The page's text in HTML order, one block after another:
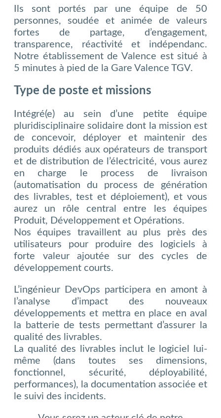
Ils sont portés par une équipe de 50
personnes, soudée et animée de valeurs
fortes de partage, d’engagement,
transparence, réactivité et indépendanc.
Notre établissement de Valence est situé à
5 minutes à pied de la Gare Valence TGV.
Type de poste et missions
Intégré(e) au sein d’une petite équipe
pluridisciplinaire solidaire dont la mission est
de concevoir, déployer et maintenir des
produits dédiés aux opérateurs de transport
et de distribution de l’électricité, vous aurez
en charge le process de livraison
(automatisation du process de génération
des livrables, test et déploiement), et vous
aurez un rôle central entre les équipes
Produit, Développement et Opérations.
Nos équipes travaillent au plus près des
utilisateurs pour produire des logiciels à
forte valeur ajoutée sur des cycles de
développement courts.
L’ingénieur DevOps participera en amont à
l’analyse d’impact des nouveaux
développements et mettra en place en aval
la batterie de tests permettant d’assurer la
qualité des livrables.
La qualité des livrables inclut le logiciel lui-
même (dans toutes ses dimensions,
fonctionnel, sécurité, déployabilité,
performances), la documentation associée et
le suivi des incidents.